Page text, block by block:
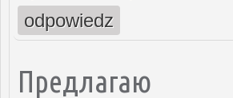
odpowiedz
Предлагаю